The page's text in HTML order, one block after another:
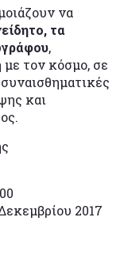
να
τα
,
τον κόσμο, σε
και
2017